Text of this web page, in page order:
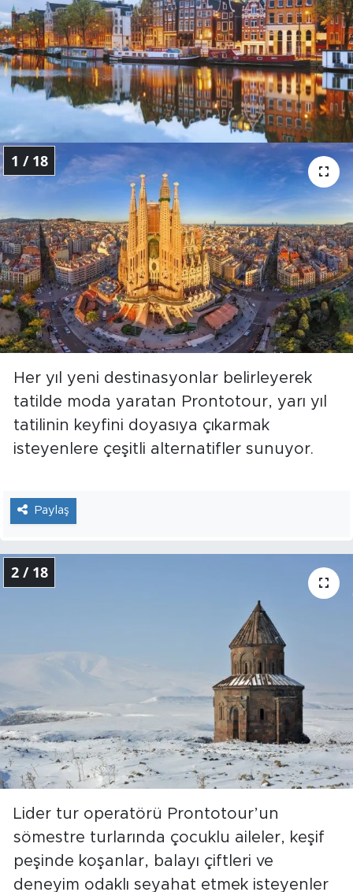
1 / 18
Her yıl yeni destinasyonlar belirleyerek
tatilde moda yaratan Prontotour, yarı yıl
tatilinin keyfini doyasıya çıkarmak
isteyenlere çeşitli alternatifler sunuyor.
Paylaş
2 / 18
Lider tur operatörü Prontotour’un
sömestre turlarında çocuklu aileler, keşif
peşinde koşanlar, balayı çiftleri ve
deneyim odaklı seyahat etmek isteyenler
Sanat
Spor
Teknoloji